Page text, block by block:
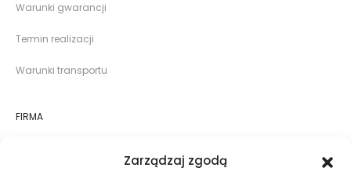
Zarządzaj zgodą
Warunki gwarancji
Termin realizacji
Warunki transportu
FIRMA